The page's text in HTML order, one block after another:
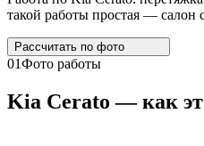
такой работы простая — салон
Рассчитать по фото
01Фото работы
Kia Cerato — как